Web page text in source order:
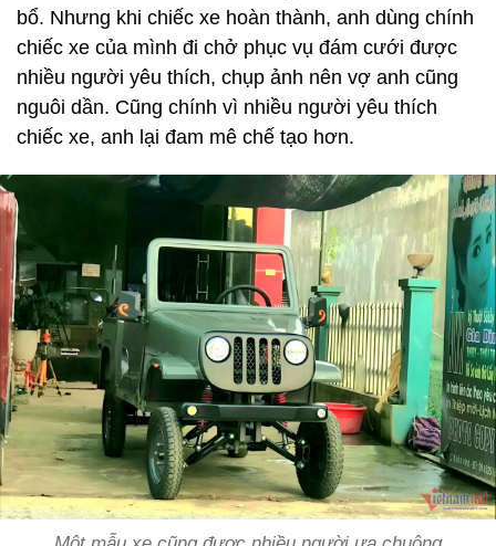
bổ. Nhưng khi chiếc xe hoàn thành, anh dùng chính
chiếc xe của mình đi chở phục vụ đám cưới được
nhiều người yêu thích, chụp ảnh nên vợ anh cũng
nguôi dần. Cũng chính vì nhiều người yêu thích
chiếc xe, anh lại đam mê chế tạo hơn.